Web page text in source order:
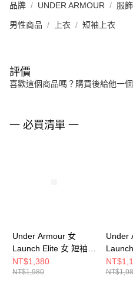
品牌 UNDER ARMOUR 服飾
男性商品 上衣 短袖上衣
評價
喜歡這個商品嗎？購買後給他一
一 必買清單 一
Under Armour 女
Launch Elite 女 短袖上
衣 1389564-100
NT$1,380
NT$1,980
Under
衣